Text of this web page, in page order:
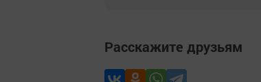
Расскажите друзьям